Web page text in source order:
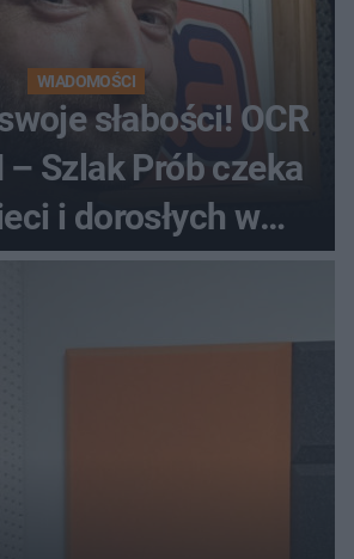
WIADOMOŚCI
słabości! OCR
– Szlak Prób czeka
i dorosłych w
Dunajca